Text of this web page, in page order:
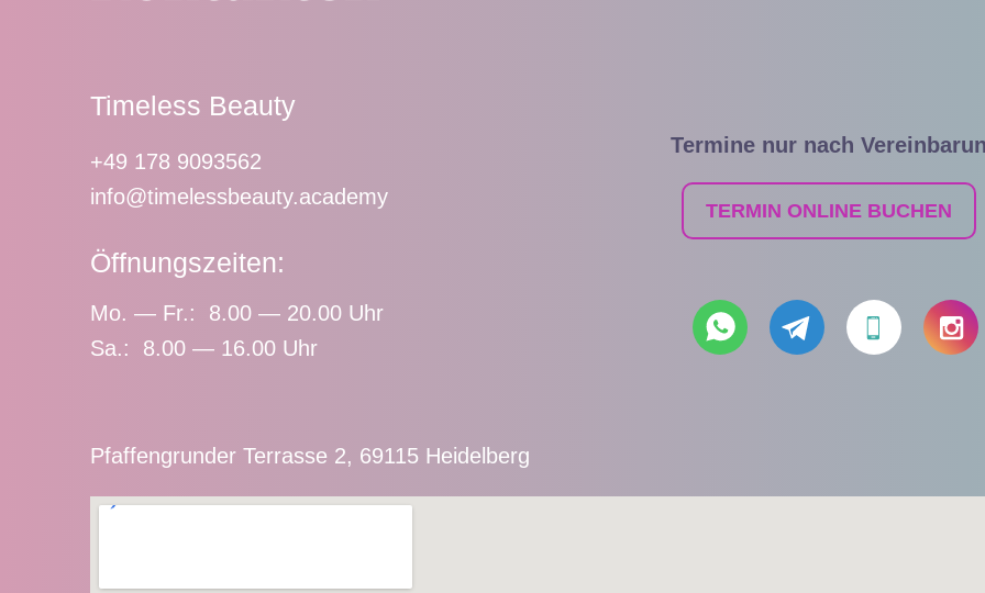
Timeless Beauty
+49 178 9093562
info@timelessbeauty.academy
Öffnungszeiten:
Mo. — Fr.: 8.00 — 20.00 Uhr
Sa.: 8.00 — 16.00 Uhr
Termine nur nach
TERMIN ONLINE BUCHEN
Pfaffengrunder Terrasse 2, 69115 Heidelberg